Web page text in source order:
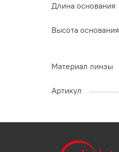
Длина основания
Высота основания
Материал линзы
Артикул